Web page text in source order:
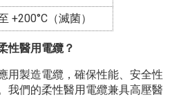
+200°C（滅菌）
性醫用電纜？
用製造電纜，確保性能、安全性
我們的柔性醫用電纜兼具高壓醫